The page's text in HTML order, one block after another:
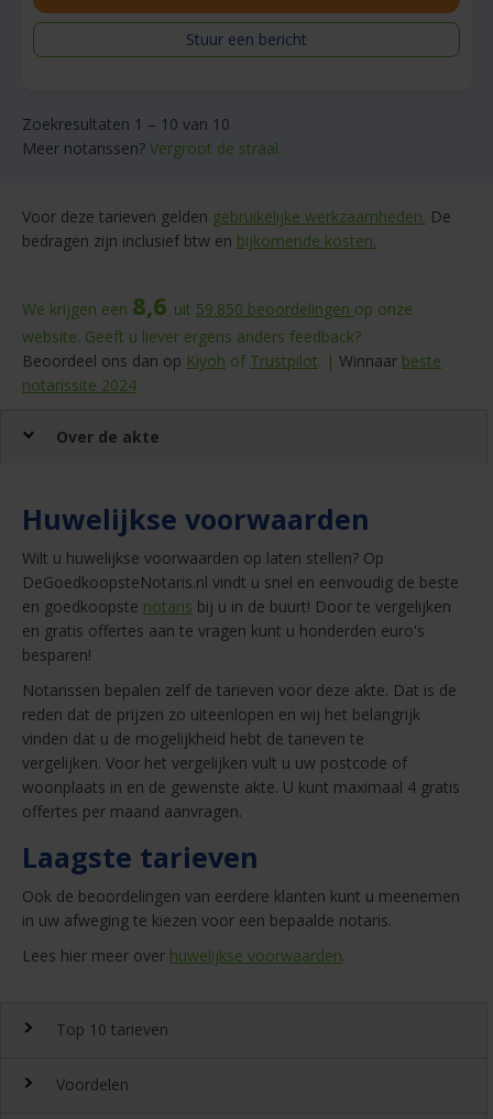
Stuur een bericht
Zoekresultaten 1 – 10 van 10
Meer notarissen? Vergroot de straal.
Voor deze tarieven gelden gebruikelijke werkzaamheden. De
bedragen zijn inclusief btw en bijkomende kosten.
We krijgen een 8,6 uit 59.850 beoordelingen op onze
website. Geeft u liever ergens anders feedback?
Beoordeel ons dan op Kiyoh of Trustpilot. | Winnaar beste
notarissite 2024
Over de akte
Huwelijkse voorwaarden
Wilt u huwelijkse voorwaarden op laten stellen? Op
DeGoedkoopsteNotaris.nl vindt u snel en eenvoudig de beste
en goedkoopste notaris bij u in de buurt! Door te vergelijken
en gratis offertes aan te vragen kunt u honderden euro's
besparen!
Notarissen bepalen zelf de tarieven voor deze akte. Dat is de
reden dat de prijzen zo uiteenlopen en wij het belangrijk
vinden dat u de mogelijkheid hebt de tarieven te
vergelijken. Voor het vergelijken vult u uw postcode of
woonplaats in en de gewenste akte. U kunt maximaal 4 gratis
offertes per maand aanvragen.
Laagste tarieven
Ook de beoordelingen van eerdere klanten kunt u meenemen
in uw afweging te kiezen voor een bepaalde notaris.
Lees hier meer over huwelijkse voorwaarden.
Top 10 tarieven
Voordelen